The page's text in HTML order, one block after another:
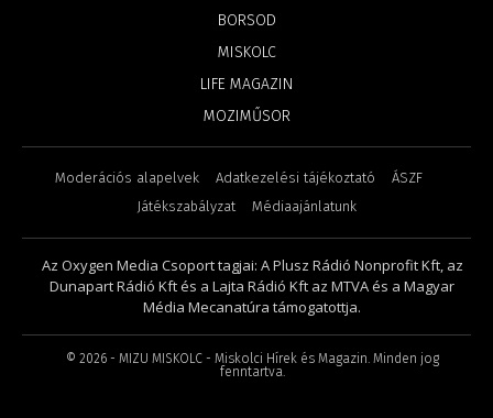
BORSOD
MISKOLC
LIFE MAGAZIN
MOZIMŰSOR
Moderációs alapelvek Adatkezelési tájékoztató
ÁSZF
Játékszabályzat
Médiaajánlatunk
Az Oxygen Media Csoport tagjai: A Plusz Rádió Nonprofit Kft, az
Dunapart Rádió Kft és a Lajta Rádió Kft az MTVA és a Magyar
Média Mecanatúra támogatottja.
© 2026- MIZU MISKOLC - Miskolci Hírek és Magazin. Minden jog
fenntartva.